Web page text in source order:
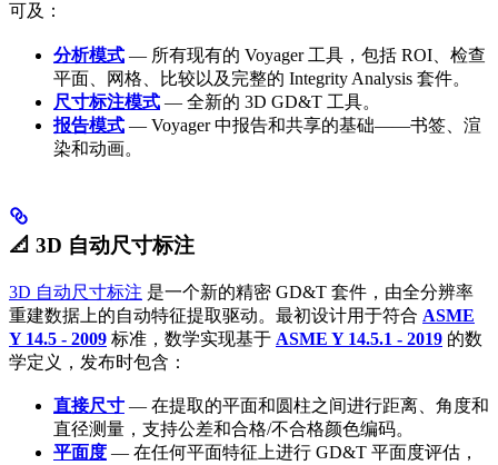
可及：
分析模式 — 所有现有的 Voyager 工具，包括 ROI、检查
平面、网格、比较以及完整的 Integrity Analysis 套件。
尺寸标注模式 — 全新的 3D GD&T 工具。
报告模式 — Voyager 中报告和共享的基础——书签、渲
染和动画。
📐 3D 自动尺寸标注
3D 自动尺寸标注 是一个新的精密 GD&T 套件，由全分辨率
重建数据上的自动特征提取驱动。最初设计用于符合 ASME
Y 14.5 - 2009 标准，数学实现基于 ASME Y 14.5.1 - 2019 的数
学定义，发布时包含：
直接尺寸 — 在提取的平面和圆柱之间进行距离、角度和
直径测量，支持公差和合格/不合格颜色编码。
平面度 — 在任何平面特征上进行 GD&T 平面度评估，